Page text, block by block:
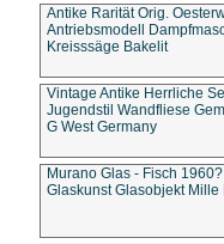
Antike Rarität Orig.
Antriebsmodell
Kreisssäge Bakelit
Vintage Antike Herrliche
Jugendstil Wandfliese
G West Germany
Murano Glas - Fisch 1960?
Glaskunst Glasobjekt Mille